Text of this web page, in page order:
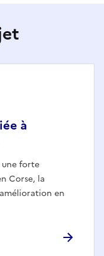
à
une forte
Corse, la
en